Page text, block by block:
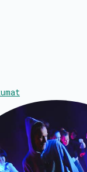
Kalenteri
Ohjelmisto
Liput